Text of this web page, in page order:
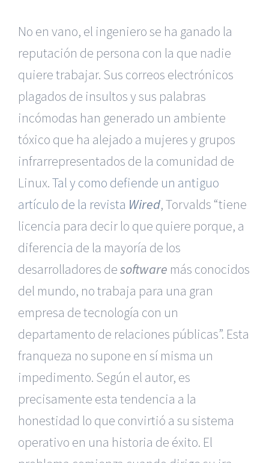
No en vano, el ingeniero se ha ganado la
reputación de persona con la que nadie
quiere trabajar. Sus correos electrónicos
plagados de insultos y sus palabras
incómodas han generado un ambiente
tóxico que ha alejado a mujeres y grupos
infrarrepresentados de la comunidad de
Linux.Tal y como defiende un antiguo
artículo de la revista Wired, Torvalds “tiene
licencia para decir lo que quiere porque, a
diferencia de la mayoría de los
desarrolladores desoftware más conocidos
del mundo, no trabaja para una gran
empresa de tecnología con un
departamento de relaciones públicas”. Esta
franqueza no supone en sí misma un
impedimento. Según el autor, es
precisamente esta tendencia a la
honestidad lo que convirtió a su sistema
operativo en una historia de éxito. El